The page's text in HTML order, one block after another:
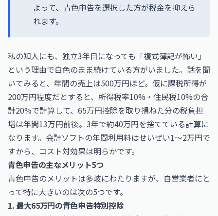
よって、青色申告を選択した方が税金を抑えら
れます。
私の知人にも、独立3年目になっても「複式簿記が怖い」
という理由で白色のまま続けている方がいました。話を聞
いてみると、年間の売上は500万円ほど。仮に課税所得が
200万円程度だとすると、所得税率10%・住民税10%の合
計20%で計算して、65万円控除を取り損ねた分の税負担
増は年間13万円前後。3年で約40万円を捨てている計算に
なります。会計ソフトの年間利用料はせいぜい1〜2万円で
すから、コスト対効果は明らかです。
青色申告の主なメリット5つ
青色申告のメリットは多岐にわたりますが、自営業者にと
って特に大きいのは次の5つです。
1. 最大65万円の青色申告特別控除